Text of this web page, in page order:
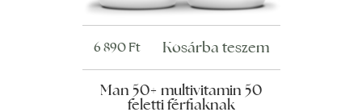
Man 50+ multivitamin 50
feletti férfiaknak
6 890Ft Kosárba teszem